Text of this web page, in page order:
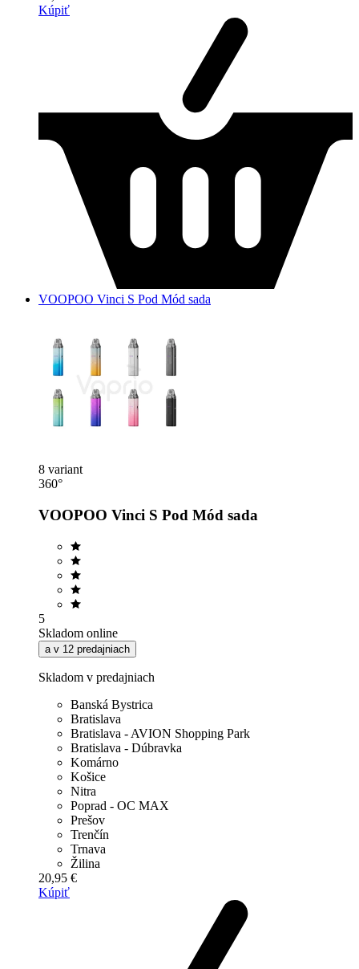
Kúpiť
VOOPOO Vinci S Pod Mód sada
8 variant
360°
VOOPOO Vinci S Pod Mód sada
5
Skladom online
a v 12 predajniach
Skladom v predajniach
Banská Bystrica
Bratislava
Bratislava - AVION Shopping Park
Bratislava - Dúbravka
Komárno
Košice
Nitra
Poprad - OC MAX
Prešov
Trenčín
Trnava
Žilina
20,95 €
Kúpiť